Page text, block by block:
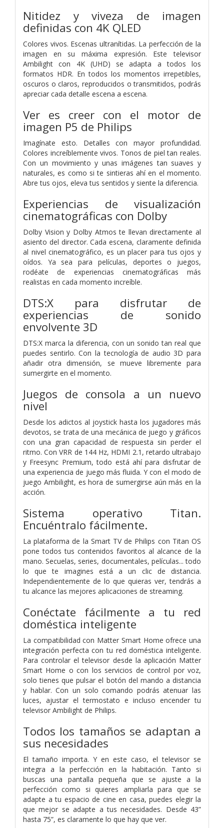
Nitidez y viveza de imagen
definidas con 4K QLED
Colores vivos. Escenas ultranítidas. La perfección de la
imagen en su máxima expresión. Este televisor
Ambilight con 4K (UHD) se adapta a todos los
formatos HDR. En todos los momentos irrepetibles,
oscuros o claros, reproducidos o transmitidos, podrás
apreciar cada detalle escena a escena.
Ver es creer con el motor de
imagen P5 de Philips
Imagínate esto. Detalles con mayor profundidad.
Colores increíblemente vivos. Tonos de piel tan reales.
Con un movimiento y unas imágenes tan suaves y
naturales, es como si te sintieras ahí en el momento.
Abre tus ojos, eleva tus sentidos y siente la diferencia.
Experiencias de visualización
cinematográficas con Dolby
Dolby Vision y Dolby Atmos te llevan directamente al
asiento del director. Cada escena, claramente definida
al nivel cinematográfico, es un placer para tus ojos y
oídos. Ya sea para películas, deportes o juegos,
rodéate de experiencias cinematográficas más
realistas en cada momento increíble.
DTS:X para disfrutar de
experiencias de sonido
envolvente 3D
DTS:X marca la diferencia, con un sonido tan real que
puedes sentirlo. Con la tecnología de audio 3D para
añadir otra dimensión, se mueve libremente para
sumergirte en el momento.
Juegos de consola a un nuevo
nivel
Desde los adictos al joystick hasta los jugadores más
devotos, se trata de una mecánica de juego y gráficos
con una gran capacidad de respuesta sin perder el
ritmo. Con VRR de 144 Hz, HDMI 2.1, retardo ultrabajo
y Freesync Premium, todo está ahí para disfrutar de
una experiencia de juego más fluida. Y con el modo de
juego Ambilight, es hora de sumergirse aún más en la
acción.
Sistema operativo Titan.
Encuéntralo fácilmente.
La plataforma de la Smart TV de Philips con Titan OS
pone todos tus contenidos favoritos al alcance de la
mano. Secuelas, series, documentales, películas... todo
lo que te imagines está a un clic de distancia.
Independientemente de lo que quieras ver, tendrás a
tu alcance las mejores aplicaciones de streaming.
Conéctate fácilmente a tu red
doméstica inteligente
La compatibilidad con Matter Smart Home ofrece una
integración perfecta con tu red doméstica inteligente.
Para controlar el televisor desde la aplicación Matter
Smart Home o con los servicios de control por voz,
solo tienes que pulsar el botón del mando a distancia
y hablar. Con un solo comando podrás atenuar las
luces, ajustar el termostato e incluso encender tu
televisor Ambilight de Philips.
Todos los tamaños se adaptan a
sus necesidades
El tamaño importa. Y en este caso, el televisor se
integra a la perfección en la habitación. Tanto si
buscas una pantalla pequeña que se ajuste a la
perfección como si quieres ampliarla para que se
adapte a tu espacio de cine en casa, puedes elegir la
que mejor se adapte a tus necesidades. Desde 43”
hasta 75”, es claramente lo que hay que ver.